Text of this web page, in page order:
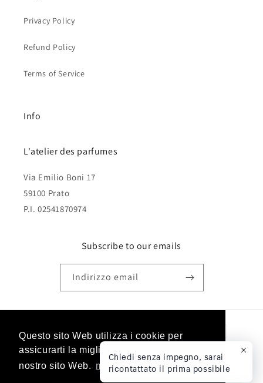
Questo sito Web utilizza i cookie per
assicurarti la migliore esperienza sul
nostro sito Web. mostra altro
Questo sito Web utilizza i cookie per
assicurarti la migliore esperienza sul
nostro sito Web. mostra altro
Privacy Policy
Refund Policy
Terms of Service
Info
L'atelier des parfumes
Via Emilio Boni 17
59100 Prato
P.I. 02541870974
Subscribe to our emails
Indirizzo email
di
Informativa sui rimborsi
Chiedi senza impegno, sarai
ricontattato il prima possibile